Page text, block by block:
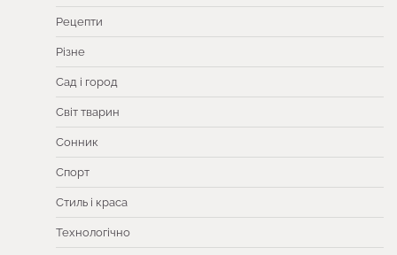
Рецепти
Різне
Сад і город
Світ тварин
Сонник
Спорт
Стиль і краса
Технологічно